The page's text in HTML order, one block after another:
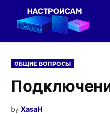
POSTED
IN
ОБЩИЕ ВОПРОСЫ
by XasaH